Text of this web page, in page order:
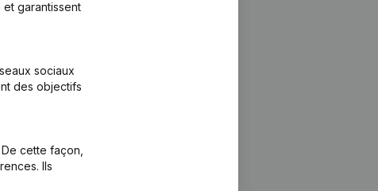
garantissent
sociaux
des objectifs
cette façon,
Ils